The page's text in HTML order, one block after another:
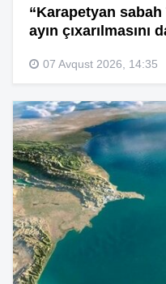
“Karapetyan
ayın
07 Avqust 2026, 14:35